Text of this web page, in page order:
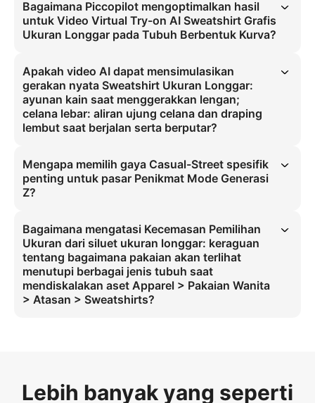
Bagaimana Piccopilot mengoptimalkan hasil
untuk Video Virtual Try-on AI Sweatshirt Grafis
Ukuran Longgar pada Tubuh Berbentuk Kurva?
kain dan aliran ujung celana untuk meningkatkan hasil virtual try-on,
menghilangkan 'uncanny valley' dalam video AI melalui sinkronisasi
fisika dengan langkah kaki.
Apakah video AI dapat mensimulasikan
gerakan nyata Sweatshirt Ukuran Longgar:
ayunan kain saat menggerakkan lengan;
celana lebar: aliran ujung celana dan draping
lembut saat berjalan serta berputar?
(Physics), sistem memastikan draping dan ayunan yang alami
melalui demonstrasi dinamis 360°, sehingga mengatasi persepsi
'uncanny valley' untuk siluet ukuran longgar.
Mengapa memilih gaya Casual-Street spesifik
penting untuk pasar Penikmat Mode Generasi
Z?
Z. Setting tepi air perkotaan dan draping kain realistis membangun
otoritas kategori, mendorong konversi dengan sesuai permintaan
pasar berfrekuensi tinggi.
Bagaimana mengatasi Kecemasan Pemilihan
Ukuran dari siluet ukuran longgar: keraguan
tentang bagaimana pakaian akan terlihat
menutupi berbagai jenis tubuh saat
mendiskalakan aset Apparel > Pakaian Wanita
> Atasan > Sweatshirts?
Lebih banyak yang seperti